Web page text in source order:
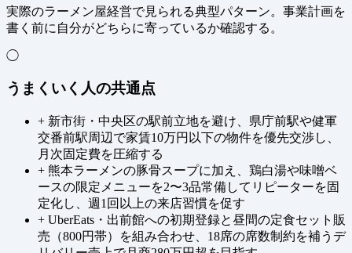
実際のラーメン屋経営で見られる典型パターン。事業計画を
書く前に自分がどちらに寄っているか確認する。
◯
うまくいく人の共通点
+ 新市街・中央区の駅前立地を避け、県庁前駅や健軍
交番前駅周辺で家賃10万円以下の物件を優先交渉し、
月次固定費を圧縮する
+ 熊本ラーメンの豚骨スープに加え、鶏白湯や味噌ベ
ースの限定メニューを2〜3品常備してリピーターを固
定化し、週1回以上の来店習慣を促す
+ UberEats・出前館への初期登録と昼間の定食セット販
売（800円帯）を組み合わせ、18席の席数制約を補うデ